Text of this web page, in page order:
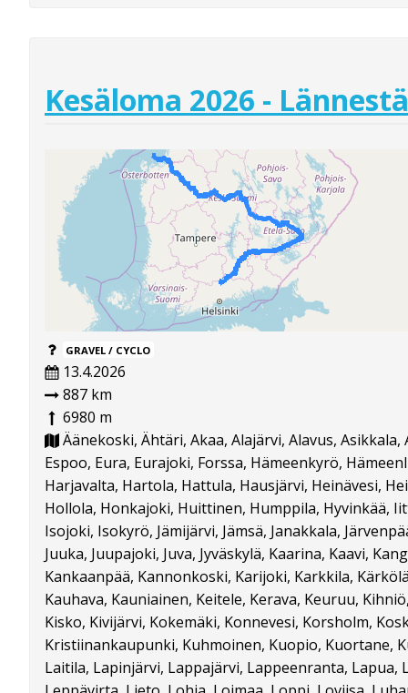
Kesäloma 2026 -
GRAVEL / CYCLO
13.4.2026
887 km
6980 m
Äänekoski, Ähtäri, Akaa, Alajärvi, Alavus,
Espoo, Eura, Eurajoki, Forssa, Hämeenkyrö,
Harjavalta, Hartola, Hattula, Hausjärvi, Heinävesi,
Hollola, Honkajoki, Huittinen, Humppila, Hyvinkää,
Isojoki, Isokyrö, Jämijärvi, Jämsä, Janakkala,
Juuka, Juupajoki, Juva, Jyväskylä, Kaarina, Kaavi,
Kankaanpää, Kannonkoski, Karijoki, Karkkila,
Kauhava, Kauniainen, Keitele, Kerava, Keuruu,
Kisko, Kivijärvi, Kokemäki, Konnevesi, Korsholm,
Kristiinankaupunki, Kuhmoinen, Kuopio, Kuortane,
Laitila, Lapinjärvi, Lappajärvi, Lappeenranta, Lapua,